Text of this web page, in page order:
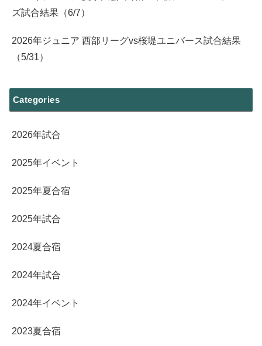
ズ試合結果（6/7）
2026年ジュニア 西部リーグvs桜堤ユニバース試合結果
（5/31）
Categories
2026年試合
2025年イベント
2025年夏合宿
2025年試合
2024夏合宿
2024年試合
2024年イベント
2023夏合宿